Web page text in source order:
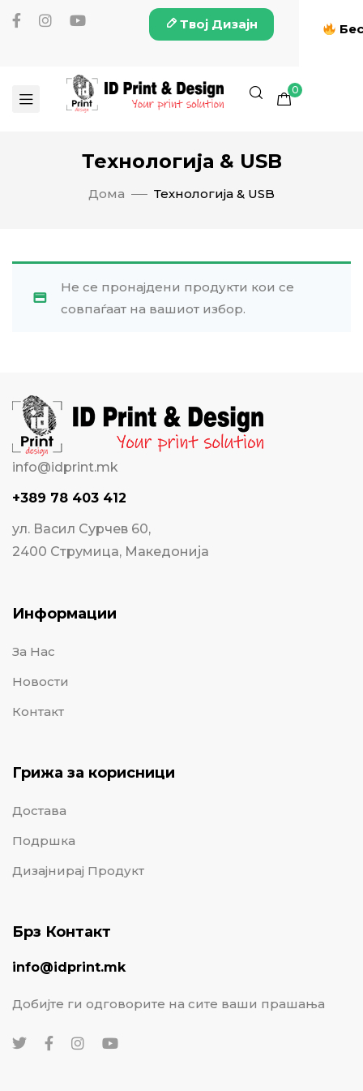
Твој Дизајн
0
Технологија & USB
Дома Технологија & USB
Не се пронајдени продукти кои се
совпаѓаат на вашиот избор.
info@idprint.mk
+389 78 403 412
ул. Васил Сурчев 60,
2400 Струмица, Македонија
Информации
За Нас
Новости
Контакт
Грижа за корисници
Достава
Подршка
Дизајнирај Продукт
Брз Контакт
info@idprint.mk
Добијте ги одговорите на сите ваши прашања